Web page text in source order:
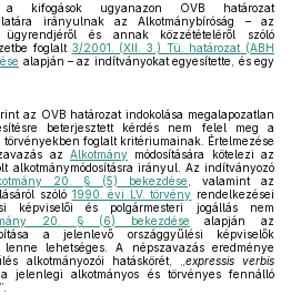
kifogások ugyanazon OVB határozat
irányulnak az Alkotmánybíróság – az
ügyrendjéről és annak közzétételéről szóló
foglalt 3/2001. (XII. 3.) Tü. határozat (ABH
alapján – az indítványokat egyesítette, és egy
az OVB határozat indokolása megalapozatlan
beterjesztett kérdés nem felel meg a
törvényekben foglalt kritériumainak. Értelmezése
az Alkotmánymódosítására kötelezi az
alkotmánymódosításra irányul. Az indítványozó
20. § (5) bekezdése , valamint az
szóló 1990. évi LV. törvény rendelkezései
képviselői és polgármesteri jogállás nem
20. § (6) bekezdése alapján az
a jelenlevő országgyűlési képviselők
lenne lehetséges. A népszavazás eredménye
alkotmányozói hatáskörét, „ expressis verbis
jelenlegi alkotmányos és törvényes fennálló